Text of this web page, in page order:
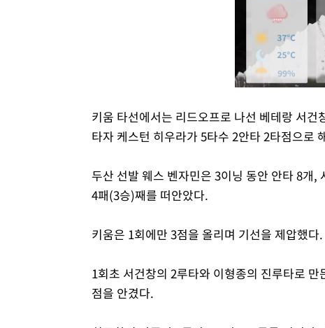
키움 타선에서는 리드오프로 나선 베테랑 서
타자 케스턴 히우라가 5타수 2안타 2타점으로
두산 선발 웨스 벤자민은 3이닝 동안 안타 8개
4패(3승)째를 떠안았다.
키움은 1회에만 3점을 올리며 기선을 제압했다.
1회초 서건창의 2루타와 이형종의 진루타로
점을 안겼다.